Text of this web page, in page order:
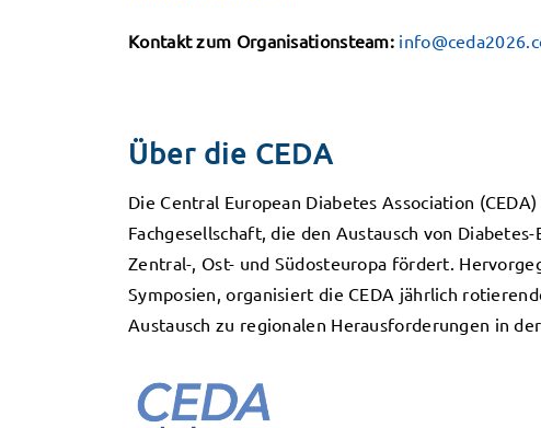
Kontakt zum Organisationsteam:
Über die CEDA
Die Central European Diabetes Association
Fachgesellschaft, die den Austausch von
Zentral-, Ost- und Südosteuropa fördert.
Symposien, organisiert die CEDA jährlich
Austausch zu regionalen Herausforderungen in